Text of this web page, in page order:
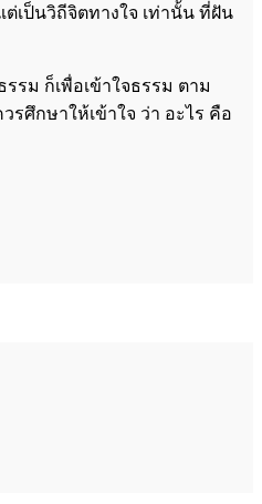
เป็นวิถีจิตทางใจ เท่านั้น ที่ฝัน
รม ก็เพื่อเข้าใจธรรม ตาม
ศึกษาให้เข้าใจ ว่า อะไร คือ